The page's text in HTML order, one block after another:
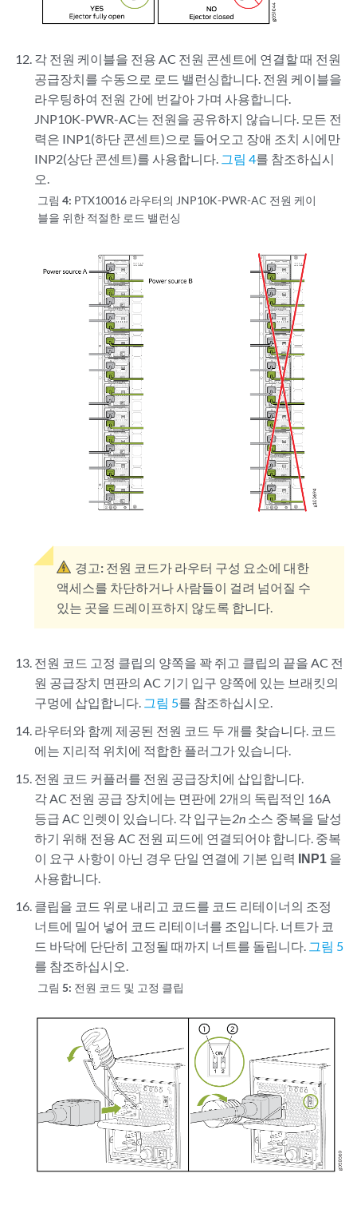
각 전원 케이블을 전용 AC 전원 콘센트에 연결할 때 전원
공급장치를 수동으로 로드 밸런싱합니다. 전원 케이블을
라우팅하여 전원 간에 번갈아 가며 사용합니다.
JNP10K-PWR-AC는 전원을 공유하지 않습니다. 모든 전
력은 INP1(하단 콘센트)으로 들어오고 장애 조치 시에만
INP2(상단 콘센트)를 사용합니다. 그림 4를 참조하십시
오.
그림 4: PTX10016 라우터의 JNP10K-PWR-AC 전원 케이
블을 위한 적절한 로드 밸런싱
경고: 전원 코드가 라우터 구성 요소에 대한
액세스를 차단하거나 사람들이 걸려 넘어질 수
있는 곳을 드레이프하지 않도록 합니다.
전원 코드 고정 클립의 양쪽을 꽉 쥐고 클립의 끝을 AC 전
원 공급장치 면판의 AC 기기 입구 양쪽에 있는 브래킷의
구멍에 삽입합니다. 그림 5를 참조하십시오.
라우터와 함께 제공된 전원 코드 두 개를 찾습니다. 코드
에는 지리적 위치에 적합한 플러그가 있습니다.
전원 코드 커플러를 전원 공급장치에 삽입합니다.
각 AC 전원 공급 장치에는 면판에 2개의 독립적인 16A
등급 AC 인렛이 있습니다. 각 입구는2n 소스 중복을 달성
하기 위해 전용 AC 전원 피드에 연결되어야 합니다. 중복
이 요구 사항이 아닌 경우 단일 연결에 기본 입력 INP1 을
사용합니다.
클립을 코드 위로 내리고 코드를 코드 리테이너의 조정
너트에 밀어 넣어 코드 리테이너를 조입니다. 너트가 코
드 바닥에 단단히 고정될 때까지 너트를 돌립니다. 그림 5
를 참조하십시오.
그림 5: 전원 코드 및 고정 클립